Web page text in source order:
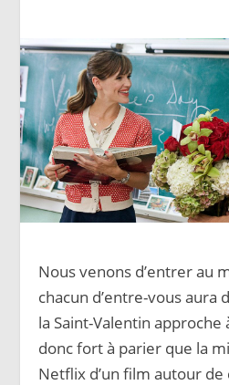
Nous venons d’entrer au
chacun d’entre-vous aura
la Saint-Valentin approche
donc fort à parier que la
Netflix d’un film autour